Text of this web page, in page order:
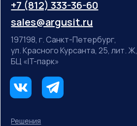
Решения
+7 (812) 333-36-60
sales@argusit.ru
197198, г. Санкт-Петербург,
ул. Красного Курсанта, 25, лит. Ж,
БЦ «IT-парк»